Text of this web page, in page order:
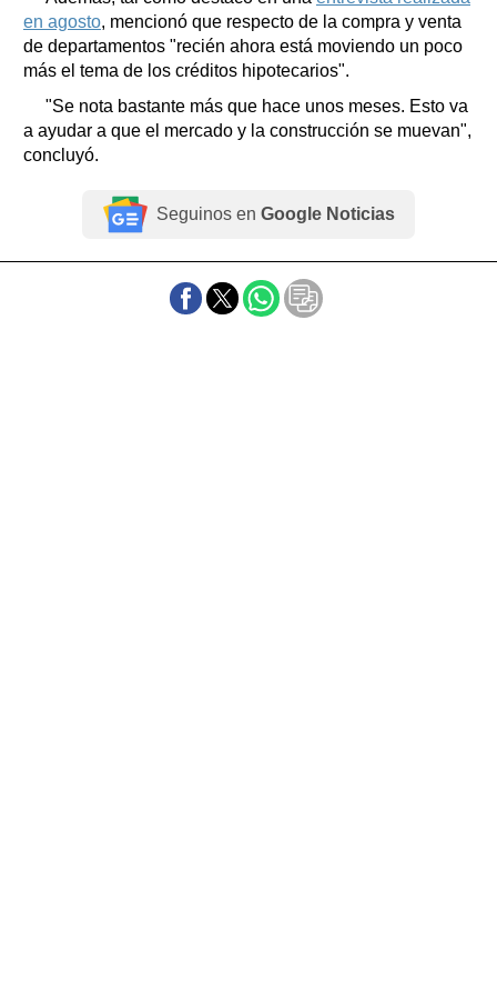
en agosto, mencionó que respecto de la compra y venta
de departamentos "recién ahora está moviendo un poco
más el tema de los créditos hipotecarios".
"Se nota bastante más que hace unos meses. Esto va
a ayudar a que el mercado y la construcción se muevan",
concluyó.
Seguinos en Google Noticias